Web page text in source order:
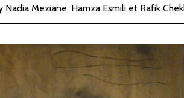
Nadia Meziane, Hamza Esmili et Rafik